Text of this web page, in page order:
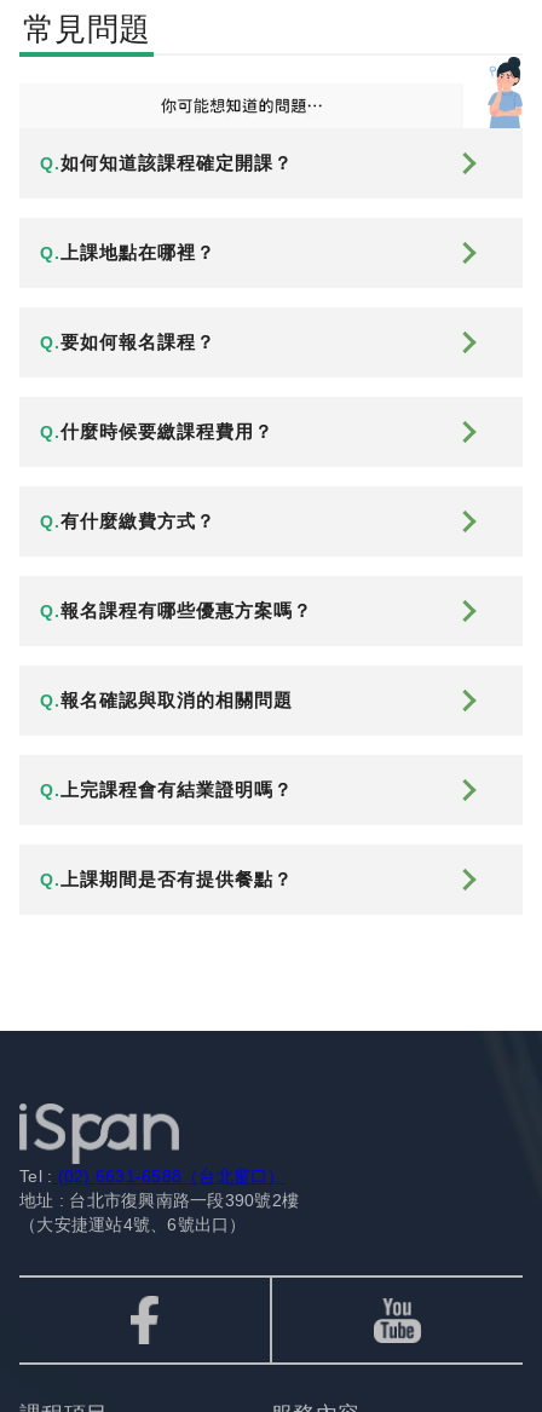
常見問題
Q.如何知道該課程確定開課？
Q. 上課地點在哪裡？
Q.要如何報名課程？
Q.什麼時候要繳課程費用？
Q.有什麼繳費方式？
Q.報名課程有哪些優惠方案嗎？
Q.報名確認與取消的相關問題
Q. 上完課程會有結業證明嗎？
Q. 上課期間是否有提供餐點？
Tel : (02) 6631-6588（台北窗口）
地址 : 台北市復興南路一段390號2樓
（大安捷運站4號、6號出口）